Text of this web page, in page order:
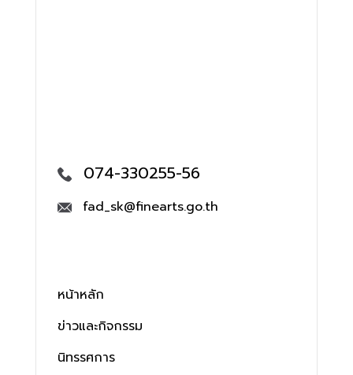
074-330255-56
fad_sk@finearts.go.th
หน้าหลัก
ข่าวและกิจกรรม
นิทรรศการ